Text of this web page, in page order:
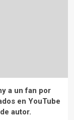
a un fan por
en YouTube
autor.